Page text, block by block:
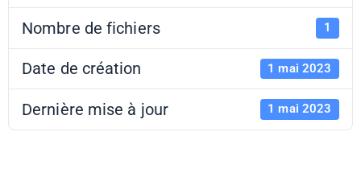
Nombre de fichiers 1
Date de création 1 mai 2023
Dernière mise à jour 1 mai 2023